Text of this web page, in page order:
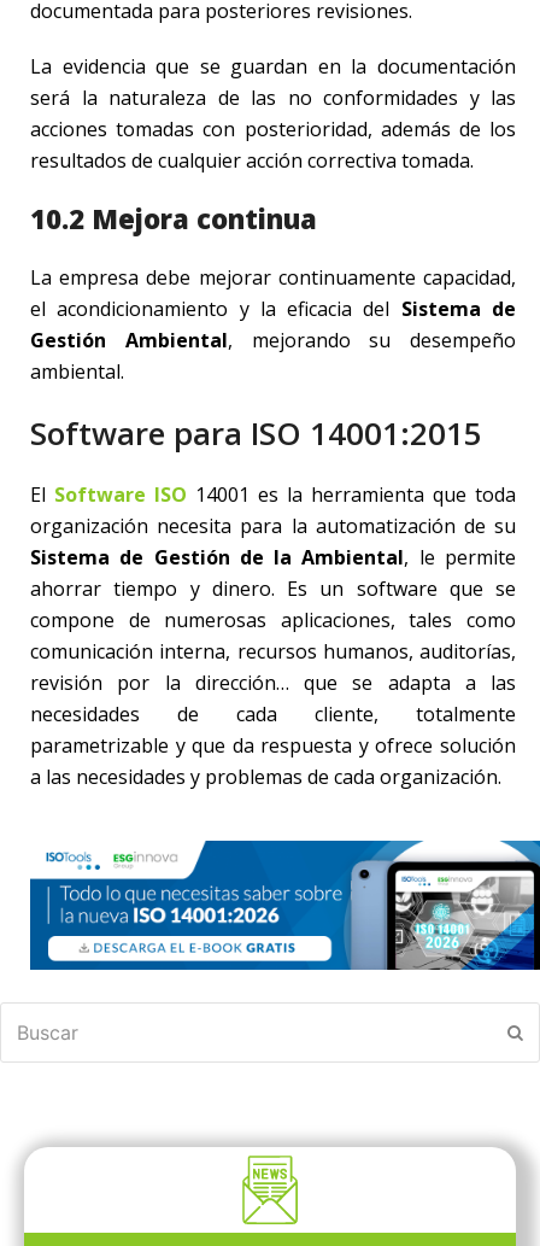
documentada para posteriores revisiones.
La evidencia que se guardan en la documentación
será la naturaleza de las no conformidades y las
acciones tomadas con posterioridad, además de los
resultados de cualquier acción correctiva tomada.
10.2 Mejora continua
La empresa debe mejorar continuamente capacidad,
el acondicionamiento y la eficacia del Sistema de
Gestión Ambiental, mejorando su desempeño
ambiental.
Software para ISO 14001:2015
El Software ISO 14001 es la herramienta que toda
organización necesita para la automatización de su
Sistema de Gestión de la Ambiental, le permite
ahorrar tiempo y dinero. Es un software que se
compone de numerosas aplicaciones, tales como
comunicación interna, recursos humanos, auditorías,
revisión por la dirección… que se adapta a las
necesidades de cada cliente, totalmente
parametrizable y que da respuesta y ofrece solución
a las necesidades y problemas de cada organización.